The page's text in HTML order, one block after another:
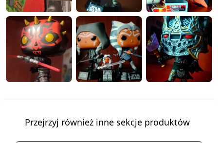
Przejrzyj również inne sekcje produktów